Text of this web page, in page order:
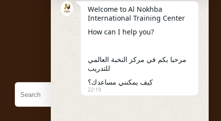
Student Registration
My account
Welcome to Al Nokhba
International Training Center
How can I help you?
مرحبا بكم في مركز النخبة العالمي
للتدريب
كيف يمكنني مساعدك؟
22:19